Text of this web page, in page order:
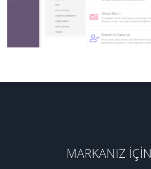
MARKANIZ İÇİN